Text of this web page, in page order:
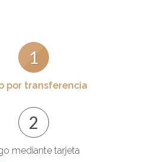
1
por transferencia
2
mediante tarjeta